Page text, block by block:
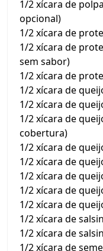
1/2 xícara de
opcional)
1/2 xícara de
1/2 xícara de
sem sabor)
1/2 xícara de
1/2 xícara de
1/2 xícara de
1/2 xícara de
cobertura)
1/2 xícara de
1/2 xícara de
1/2 xícara de
1/2 xícara de
1/2 xícara de
1/2 xícara de
1/2 xícara de
1/2 xícara de